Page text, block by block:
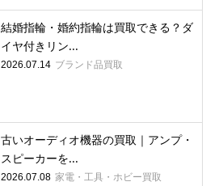
結婚指輪・婚約指輪は買取できる？ダ
イヤ付きリン...
2026.07.14 ブランド品買取
古いオーディオ機器の買取｜アンプ・
スピーカーを...
2026.07.08 家電・工具・ホビー買取